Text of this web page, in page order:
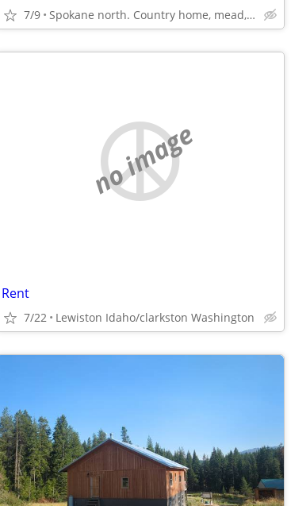
7/9 Spokane north. Country home, mead, wandermere area
no image
Rent
7/22 Lewiston Idaho/clarkston Washington